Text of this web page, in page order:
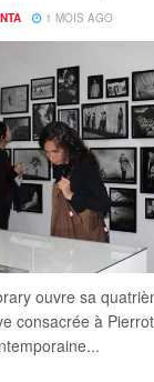
1 MOIS AGO
ouvre sa
consacrée à